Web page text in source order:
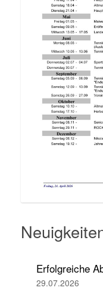
Erfolgreiche
29.07.2026